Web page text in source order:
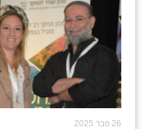
26 פבר 2025